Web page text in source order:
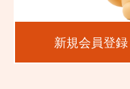
新規会員登録